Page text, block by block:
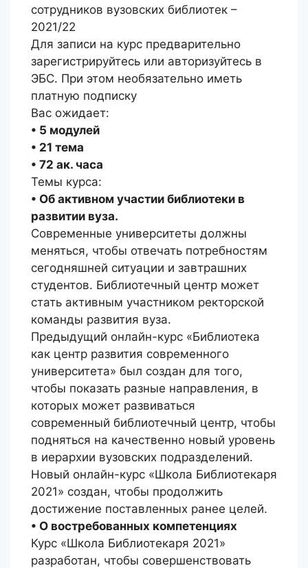
сотрудников вузовских библиотек –
2021/22
Для записи на курс предварительно
зарегистрируйтесь или авторизуйтесь в
ЭБС. При этом необязательно иметь
платную подписку
Вас ожидает:
• 5 модулей
• 21 тема
• 72 ак. часа
Темы курса:
• Об активном участии библиотеки в
развитии вуза.
Современные университеты должны
меняться, чтобы отвечать потребностям
сегодняшней ситуации и завтрашних
студентов. Библиотечный центр может
стать активным участником ректорской
команды развития вуза.
Предыдущий онлайн-курс «Библиотека
как центр развития современного
университета» был создан для того,
чтобы показать разные направления, в
которых может развиваться
современный библиотечный центр, чтобы
подняться на качественно новый уровень
в иерархии вузовских подразделений.
Новый онлайн-курс «Школа Библиотекаря
2021» создан, чтобы продолжить
достижение поставленных ранее целей.
• О востребованных компетенциях
Курс «Школа Библиотекаря 2021»
разработан, чтобы совершенствовать